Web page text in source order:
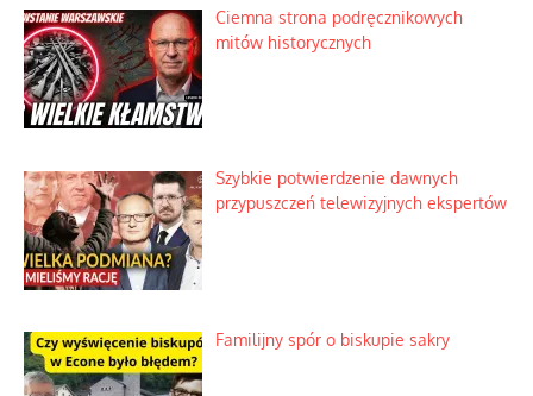
Ciemna strona podręcznikowych
mitów historycznych
Szybkie potwierdzenie dawnych
przypuszczeń telewizyjnych ekspertów
Familijny spór o biskupie sakry